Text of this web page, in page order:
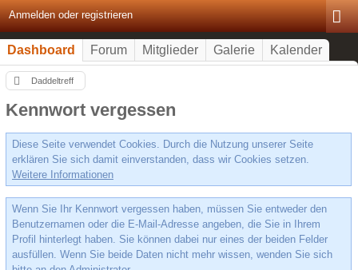
Anmelden oder registrieren
Dashboard Forum Mitglieder Galerie Kalender
Daddeltreff
Kennwort vergessen
Diese Seite verwendet Cookies. Durch die Nutzung unserer Seite
erklären Sie sich damit einverstanden, dass wir Cookies setzen.
Weitere Informationen
Wenn Sie Ihr Kennwort vergessen haben, müssen Sie entweder den
Benutzernamen oder die E-Mail-Adresse angeben, die Sie in Ihrem
Profil hinterlegt haben. Sie können dabei nur eines der beiden Felder
ausfüllen. Wenn Sie beide Daten nicht mehr wissen, wenden Sie sich